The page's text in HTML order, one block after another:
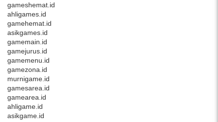
gameshemat.id
ahligames.id
gamehemat.id
asikgames.id
gamemain.id
gamejurus.id
gamemenu.id
gamezona.id
murnigame.id
gamesarea.id
gamearea.id
ahligame.id
asikgame.id